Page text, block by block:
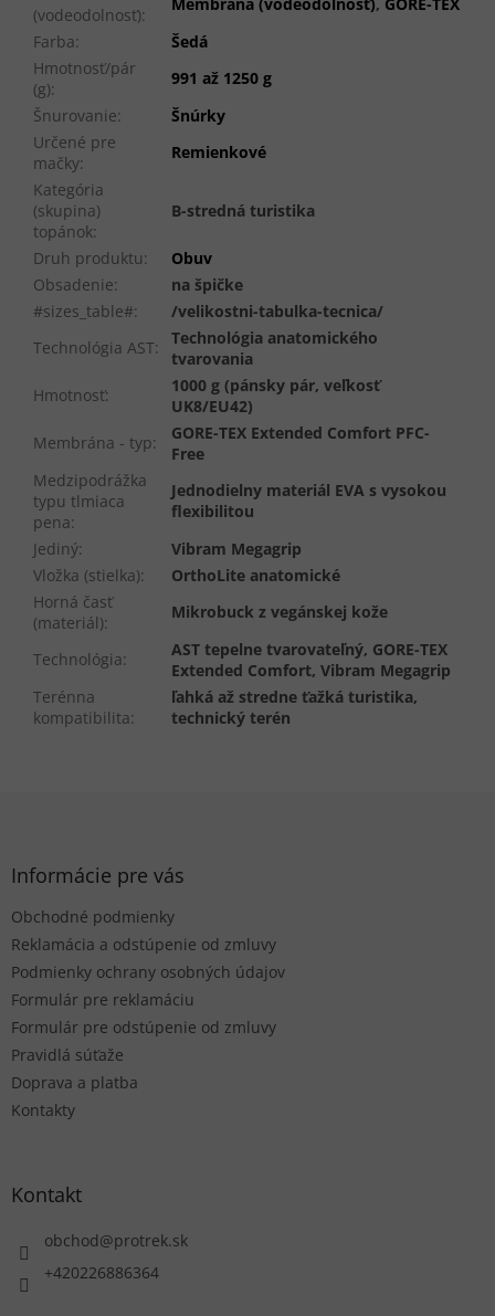
(vodeodolnosť):
Farba:
Šedá
Hmotnosť/pár
(g):
991 až 1250 g
Šnurovanie:
Šnúrky
Určené pre
mačky:
Remienkové
Kategória
(skupina)
topánok:
B-stredná turistika
Druh produktu:
Obuv
Obsadenie:
na špičke
#sizes_table#:
/velikostni-tabulka-tecnica/
Technológia AST:
Technológia anatomického
tvarovania
Hmotnosť:
1000 g (pánsky pár, veľkosť
UK8/EU42)
Membrána - typ:
GORE-TEX Extended Comfort PFC-
Free
Medzipodrážka
typu tlmiaca
pena:
Jednodielny materiál EVA s vysokou
flexibilitou
Jediný:
Vibram Megagrip
Vložka (stielka):
OrthoLite anatomické
Horná časť
(materiál):
Mikrobuck z vegánskej kože
Technológia:
AST tepelne tvarovateľný, GORE-TEX
Extended Comfort, Vibram Megagrip
Terénna
kompatibilita:
ľahká až stredne ťažká turistika,
technický terén
Informácie pre vás
Obchodné podmienky
Reklamácia a odstúpenie od zmluvy
Podmienky ochrany osobných údajov
Formulár pre reklamáciu
Formulár pre odstúpenie od zmluvy
Pravidlá súťaže
Doprava a platba
Kontakty
Kontakt
obchod@protrek.sk
+420226886364